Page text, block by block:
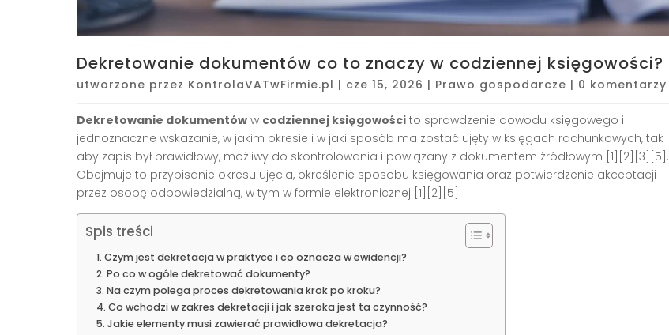
Dekretowanie dokumentów co to znaczy w codziennej księgowości?
utworzone przez KontrolaVATwFirmie.pl | cze 15, 2026 | Prawo gospodarcze | 0 komentarzy
Dekretowanie dokumentów w codziennej księgowości to sprawdzenie dowodu księgowego i
jednoznaczne wskazanie, w jakim okresie i w jaki sposób ma zostać ujęty w księgach rachunkowych, tak
aby zapis był prawidłowy, możliwy do skontrolowania i powiązany z dokumentem źródłowym [1][2][3][5].
Obejmuje to przypisanie okresu ujęcia, określenie sposobu księgowania oraz potwierdzenie akceptacji
przez osobę odpowiedzialną, w tym w formie elektronicznej [1][2][5].
Spis treści
Czym jest dekretacja w praktyce i co oznacza w ewidencji?
Po co w ogóle dekretować dokumenty?
Na czym polega proces dekretowania krok po kroku?
Co wchodzi w zakres dekretacji i jak szeroka jest ta czynność?
Jakie elementy musi zawierać prawidłowa dekretacja?